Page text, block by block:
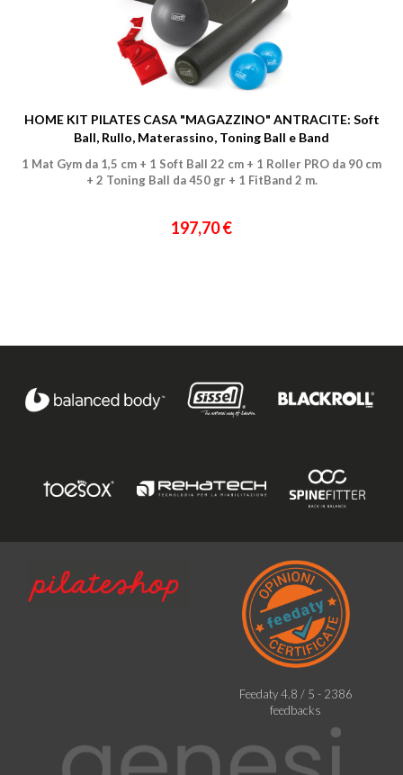
HOME KIT PILATES CASA "MAGAZZINO" ANTRACITE: Soft
Ball, Rullo, Materassino, Toning Ball e Band
1 Mat Gym da 1,5 cm + 1 Soft Ball 22 cm + 1 Roller PRO da 90 cm
+ 2 Toning Ball da 450 gr + 1 FitBand 2 m.
197,70 €
Feedaty4.8 / 5 - 2386
feedbacks